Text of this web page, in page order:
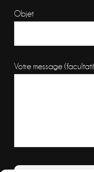
Objet
Votre message